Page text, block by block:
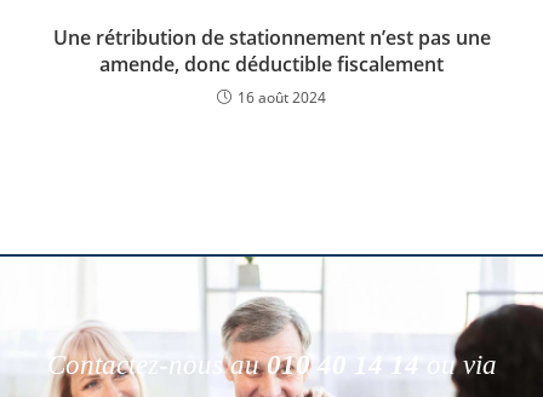
Une rétribution de stationnement n’est pas une
amende, donc déductible fiscalement
16 août 2024
Contactez-nous au010 40 14 14
ou via